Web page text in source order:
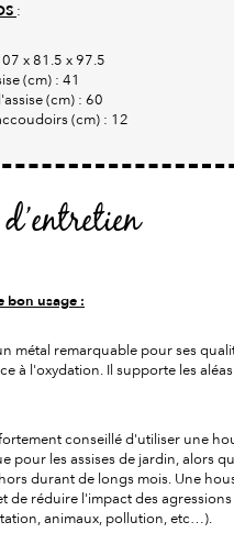
:
x 81.5 x 97.5
(cm) : 41
(cm) : 60
(cm) : 12
bon usage :
métal remarquable pour ses
à l'oxydation. Il supporte les aléas
conseillé d'utiliser une
pour les assises de jardin, alors
durant de longs mois. Une
de réduire l'impact des agressions
animaux, pollution, etc…).